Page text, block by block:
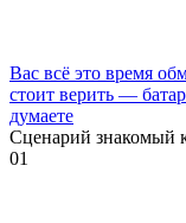
Вас всё это время
стоит верить —
думаете
Сценарий знакомый
01